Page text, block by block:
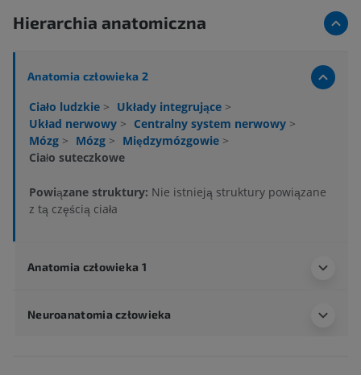
Hierarchia anatomiczna
Anatomia człowieka 2
Ciało ludzkie > Układy integrujące >
Układ nerwowy > Centralny system nerwowy >
Mózg > Mózg > Międzymózgowie >
Ciało suteczkowe
Powiązane struktury: Nie istnieją struktury powiązane
z tą częścią ciała
Anatomia człowieka 1
Neuroanatomia człowieka